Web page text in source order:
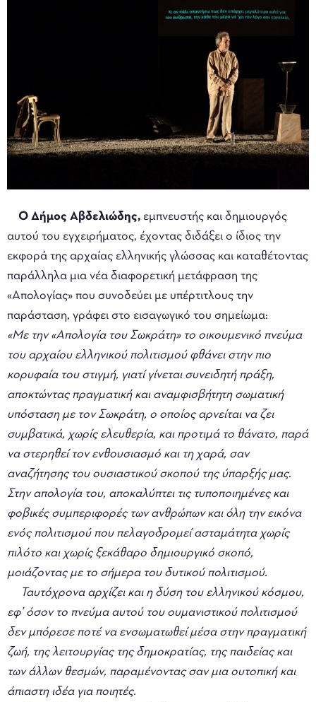
Ο Δήμος Αβδελιώδης, εμπνευστής και δημιουργός
αυτού του εγχειρήματος, έχοντας διδάξει ο ίδιος την
εκφορά της αρχαίας ελληνικής γλώσσας και καταθέτοντας
παράλληλα μια νέα διαφορετική μετάφραση της
«Απολογίας» που συνοδεύει με υπέρτιτλους την
παράσταση, γράφει στο εισαγωγικό του σημείωμα:
«Mε την «Απολογία του Σωκράτη» το οικουμενικό πνεύμα
του αρχαίου ελληνικού πολιτισμού φθάνει στην πιο
κορυφαία του στιγμή, γιατί γίνεται συνειδητή πράξη,
αποκτώντας πραγματική και αναμφισβήτητη σωματική
υπόσταση με τον Σωκράτη, ο οποίος αρνείται να ζει
συμβατικά, χωρίς ελευθερία, και προτιμά το θάνατο, παρά
να στερηθεί τον ενθουσιασμό και τη χαρά, σαν
αναζήτησης του ουσιαστικού σκοπού της ύπαρξής μας.
Στην απολογία του, αποκαλύπτει τις τυποποιημένες και
φοβικές συμπεριφορές των ανθρώπων και όλη την εικόνα
ενός πολιτισμού που πελαγοδρομεί ασταμάτητα χωρίς
πιλότο και χωρίς ξεκάθαρο δημιουργικό σκοπό,
μοιάζοντας με το σήμερα του δυτικού πολιτισμού.
Ταυτόχρονα αρχίζει και η δύση του ελληνικού κόσμου,
εφ’ όσον το πνεύμα αυτού του ουμανιστικού πολιτισμού
δεν μπόρεσε ποτέ να ενσωματωθεί μέσα στην πραγματική
ζωή, της λειτουργίας της δημοκρατίας, της παιδείας και
των άλλων θεσμών, παραμένοντας σαν μια ουτοπική και
άπιαστη ιδέα για ποιητές.